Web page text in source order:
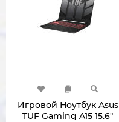
Игровой Ноутбук Asus
TUF Gaming A15 15.6"